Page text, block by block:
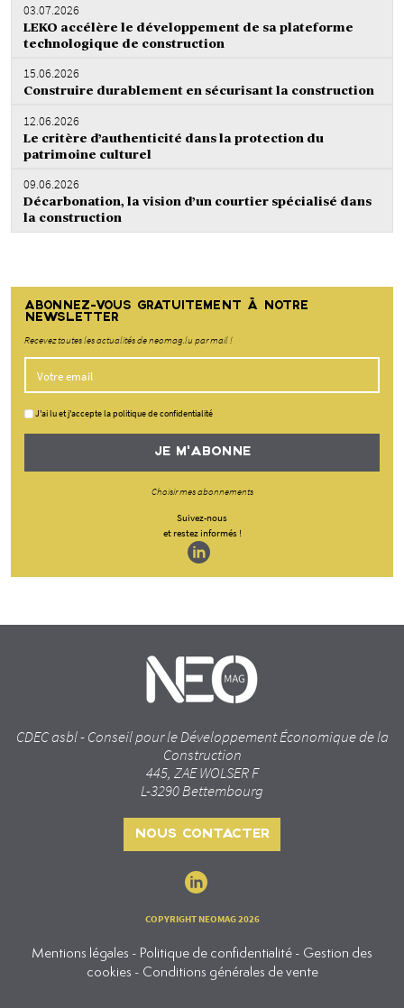
03.07.2026
LEKO accélère le développement de sa plateforme
technologique de construction
15.06.2026
Construire durablement en sécurisant la construction
12.06.2026
Le critère d’authenticité dans la protection du
patrimoine culturel
09.06.2026
Décarbonation, la vision d’un courtier spécialisé dans
la construction
ABONNEZ-VOUS GRATUITEMENT À NOTRE
NEWSLETTER
Recevez toutes les actualités de neomag.lu par mail !
J'ai lu et j'accepte la politique de confidentialité
JE M'ABONNE
Choisir mes abonnements
Suivez-nous
et restez informés !
CDEC asbl - Conseil pour le Développement Économique de la
Construction
445, ZAE WOLSER F
L-3290 Bettembourg
NOUS CONTACTER
COPYRIGHT NEOMAG 2026
Mentions légales - Politique de confidentialité - Gestion des
cookies - Conditions générales de vente